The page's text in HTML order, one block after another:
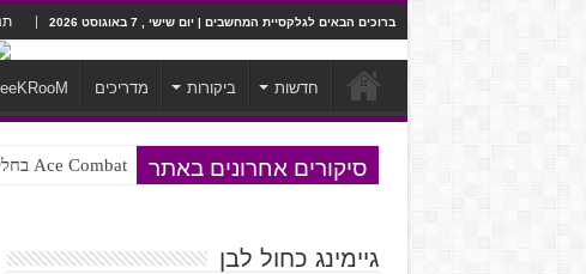
ברוכים הבאים לגלקסיית המחשבים | יום שישי , 7 באוגוסט 2026
חדשות ביקורות מדריכים
סיקורים אחרונים באתר Ace Combat בחלל? לא, יותר מזה. ביקורת המשחק Chorus
Steven Universe והשירים שתורגמו בצורה נוראית לעברית
גיימינג כחול לבן